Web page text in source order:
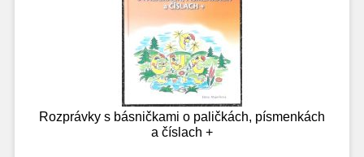
Rozprávky s básničkami o paličkách, písmenkách
a číslach +